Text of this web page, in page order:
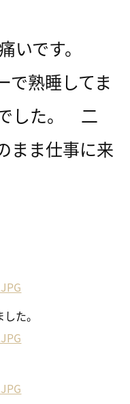
いです。
で熟睡してま
した。 二
まま仕事に来
た。